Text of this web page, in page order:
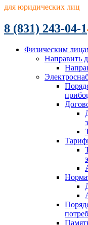
для юридических лиц
8 (831) 243-04-1
Физическим
Направить